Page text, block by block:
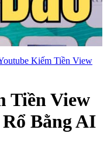
Kiếm Tiền View
Tiền View
Bằng AI